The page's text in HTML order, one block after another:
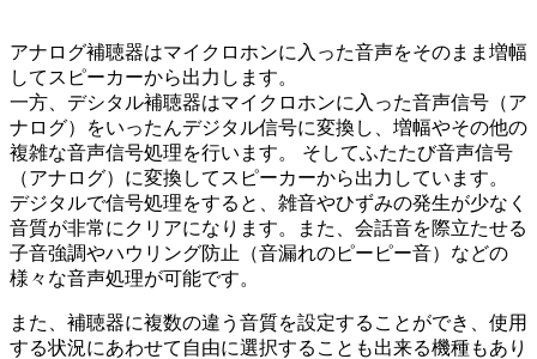
アナログ補聴器はマイクロホンに入った音声をそのまま増幅
してスピーカーから出力します。
一方、デシタル補聴器はマイクロホンに入った音声信号（ア
ナログ）をいったんデジタル信号に変換し、増幅やその他の
複雑な音声信号処理を行います。 そしてふたたび音声信号
（アナログ）に変換してスピーカーから出力しています。
デジタルで信号処理をすると、雑音やひずみの発生が少なく
音質が非常にクリアになります。また、会話音を際立たせる
子音強調やハウリング防止（音漏れのピーピー音）などの
様々な音声処理が可能です。
また、補聴器に複数の違う音質を設定することができ、使用
する状況にあわせて自由に選択することも出来る機種もあり